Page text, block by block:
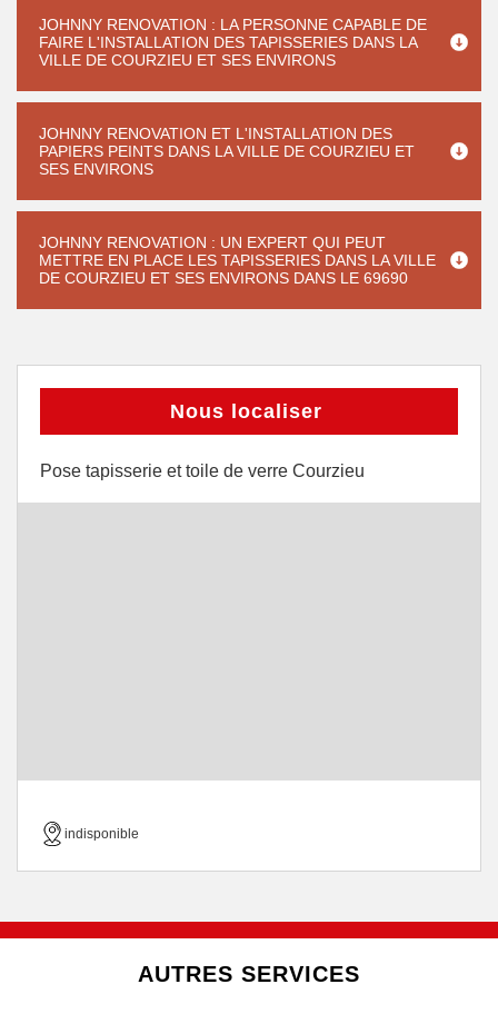
JOHNNY RENOVATION : LA PERSONNE CAPABLE DE
FAIRE L'INSTALLATION DES TAPISSERIES DANS LA
VILLE DE COURZIEU ET SES ENVIRONS
JOHNNY RENOVATION ET L'INSTALLATION DES
PAPIERS PEINTS DANS LA VILLE DE COURZIEU ET
SES ENVIRONS
JOHNNY RENOVATION : UN EXPERT QUI PEUT
METTRE EN PLACE LES TAPISSERIES DANS LA VILLE
DE COURZIEU ET SES ENVIRONS DANS LE 69690
Nous localiser
Pose tapisserie et toile de verre Courzieu
indisponible
AUTRES SERVICES